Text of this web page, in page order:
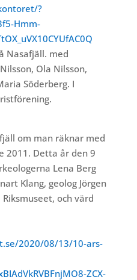
?
Hmm-
Nasafjäll. med
Ola Nilsson,
Söderberg. I
om man räknar med
2011. Detta år den 9
Lena Berg
Klang, geolog Jörgen
och värd
2020/08/13/10-ars-
ZCX-